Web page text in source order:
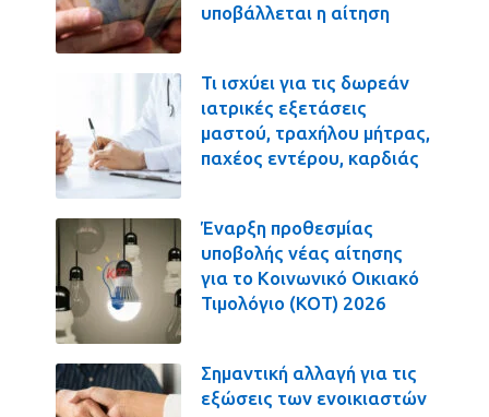
υποβάλλεται η αίτηση
Τι ισχύει για τις δωρεάν
ιατρικές εξετάσεις
μαστού, τραχήλου μήτρας,
παχέος εντέρου, καρδιάς
Έναρξη προθεσμίας
υποβολής νέας αίτησης
για το Κοινωνικό Οικιακό
Τιμολόγιο (ΚΟΤ) 2026
Σημαντική αλλαγή για τις
εξώσεις των ενοικιαστών